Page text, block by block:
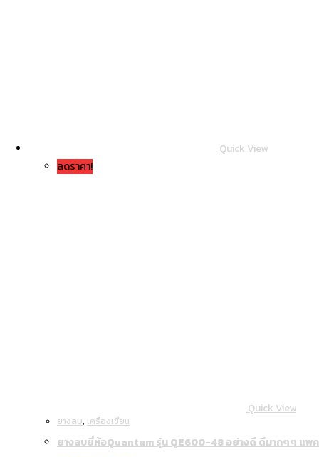
Quick View
ลดราคา!
Quick View
ยางลบ, เครื่องเขียน
ยางลบยี่ห้อQuantum รุ่น QE600-48 อย่างดี ดีมากๆๆ แพ